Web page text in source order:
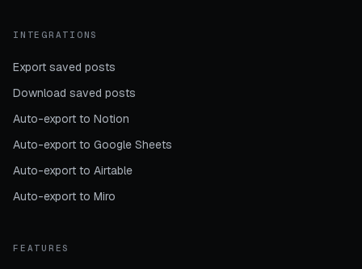
INTEGRATIONS
Export saved posts
Download saved posts
Auto-export to Notion
Auto-export to Google Sheets
Auto-export to Airtable
Auto-export to Miro
FEATURES